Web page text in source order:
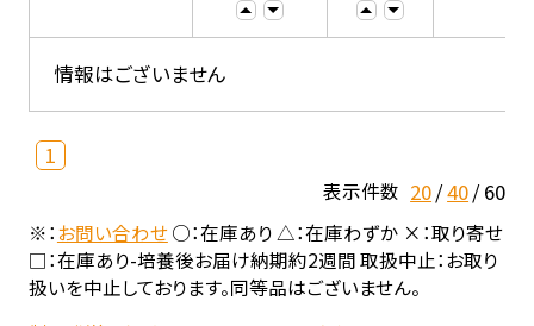
情報はございません
1
表示件数 20 40 60
※：お問い合わせ○：在庫あり △：在庫わずか ×：取り寄せ
□：在庫あり-培養後お届け納期約2週間 取扱中止：お取り
扱いを中止しております。同等品はございません。